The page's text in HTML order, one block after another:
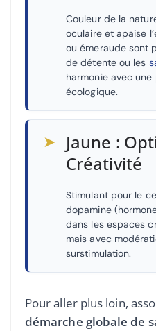
Couleur de la
oculaire et apaise
ou émeraude sont
de détente ou les
harmonie avec
écologique.
➤ Jaune :
Créativité
Stimulant pour le
dopamine
dans les espaces
mais avec
surstimulation.
Pour aller plus loin,
démarche globale de